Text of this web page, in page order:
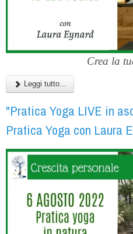
Crea la
Leggi tutto...
"Pratica Yoga LIVE in
Pratica Yoga con Laura